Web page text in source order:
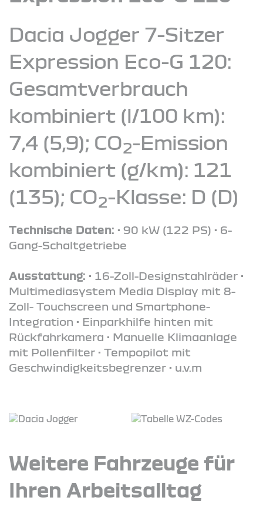
Dacia Jogger 7-Sitzer
Expression Eco-G 120:
Gesamtverbrauch
kombiniert (l/100 km):
7,4 (5,9); CO2-Emission
kombiniert (g/km): 121
(135); CO2-Klasse: D (D)
Technische Daten: • 90 kW (122 PS) • 6-
Gang-Schaltgetriebe
Ausstattung: • 16-Zoll-Designstahlräder •
Multimediasystem Media Display mit 8-
Zoll- Touchscreen und Smartphone-
Integration • Einparkhilfe hinten mit
Rückfahrkamera • Manuelle Klimaanlage
mit Pollenfilter • Tempopilot mit
Geschwindigkeitsbegrenzer • u.v.m
Weitere Fahrzeuge für
Ihren Arbeitsalltag